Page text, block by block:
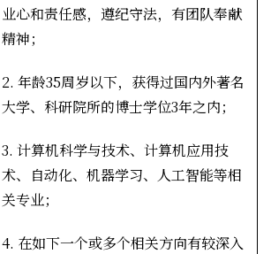
业心和责任感，遵纪守法，有团队奉献
精神；
2. 年龄35周岁以下，获得过国内外著名
大学、科研院所的博士学位3年之内；
3. 计算机科学与技术、计算机应用技
术、自动化、机器学习、人工智能等相
关专业；
4. 在如下一个或多个相关方向有较深入